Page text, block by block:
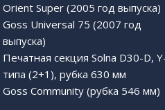
Orient Super (2005 год выпуска)
Goss Universal 75 (2007 год
выпуска)
Печатная секция Solna D30-D,
типа (2+1), рубка 630 мм
Goss Community (рубка 546 мм)